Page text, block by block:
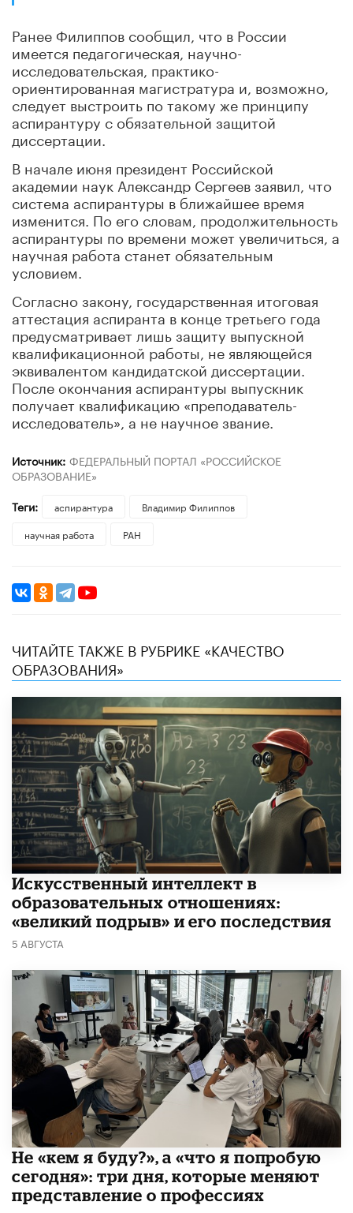
Ранее Филиппов сообщил, что в России
имеется педагогическая, научно-
исследовательская, практико-
ориентированная магистратура и, возможно,
следует выстроить по такому же принципу
аспирантуру с обязательной защитой
диссертации.
В начале июня президент Российской
академии наук Александр Сергеев заявил, что
система аспирантуры в ближайшее время
изменится. По его словам, продолжительность
аспирантуры по времени может увеличиться, а
научная работа станет обязательным
условием.
Согласно закону, государственная итоговая
аттестация аспиранта в конце третьего года
предусматривает лишь защиту выпускной
квалификационной работы, не являющейся
эквивалентом кандидатской диссертации.
После окончания аспирантуры выпускник
получает квалификацию «преподаватель-
исследователь», а не научное звание.
Источник: ФЕДЕРАЛЬНЫЙ ПОРТАЛ «РОССИЙСКОЕ
ОБРАЗОВАНИЕ»
Теги:
аспирантура
Владимир Филиппов
научная работа
РАН
ЧИТАЙТЕ ТАКЖЕ В РУБРИКЕ «КАЧЕСТВО
ОБРАЗОВАНИЯ»
​Искусственный интеллект в
образовательных отношениях:
«великий подрыв» и его последствия
5 АВГУСТА
Не «кем я буду?», а «что я попробую
сегодня»: три дня, которые меняют
представление о профессиях